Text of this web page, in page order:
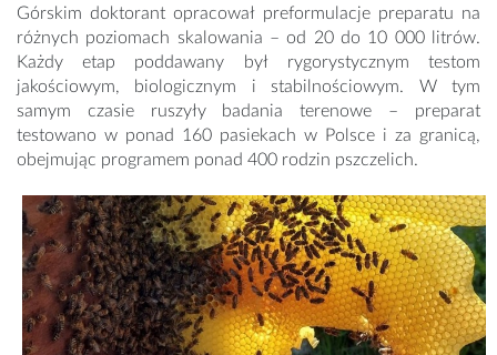
Górskim doktorant opracował preformulacje preparatu na
różnych poziomach skalowania – od 20 do 10 000 litrów.
Każdy etap poddawany był rygorystycznym testom
jakościowym, biologicznym i stabilnościowym. W tym
samym czasie ruszyły badania terenowe – preparat
testowano w ponad 160 pasiekach w Polsce i za granicą,
obejmując programem ponad 400 rodzin pszczelich.